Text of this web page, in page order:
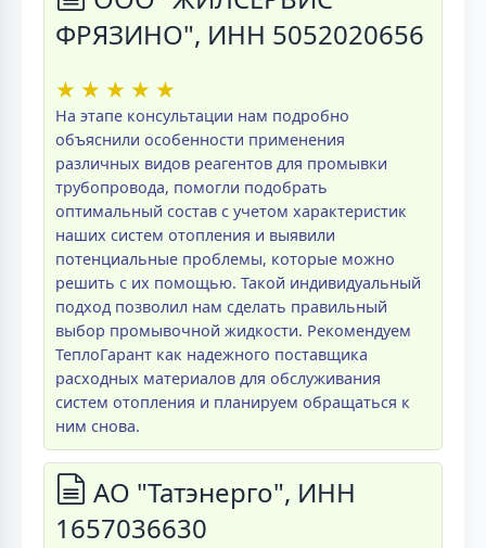
ФРЯЗИНО", ИНН 5052020656
★ ★ ★ ★ ★
На этапе консультации нам подробно
объяснили особенности применения
различных видов реагентов для промывки
трубопровода, помогли подобрать
оптимальный состав с учетом характеристик
наших систем отопления и выявили
потенциальные проблемы, которые можно
решить с их помощью. Такой индивидуальный
подход позволил нам сделать правильный
выбор промывочной жидкости. Рекомендуем
ТеплоГарант как надежного поставщика
расходных материалов для обслуживания
систем отопления и планируем обращаться к
ним снова.
АО "Татэнерго", ИНН
1657036630